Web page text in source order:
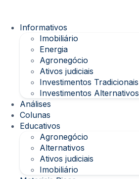
Informativos
Imobiliário
Energia
Agronegócio
Ativos judiciais
Investimentos Tradicionais
Investimentos Alternativos
Análises
Colunas
Educativos
Agronegócio
Alternativos
Ativos judiciais
Imobiliário